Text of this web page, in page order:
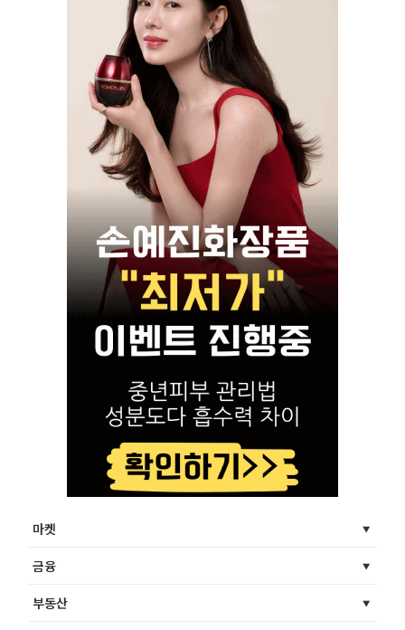
마켓
금융
부동산